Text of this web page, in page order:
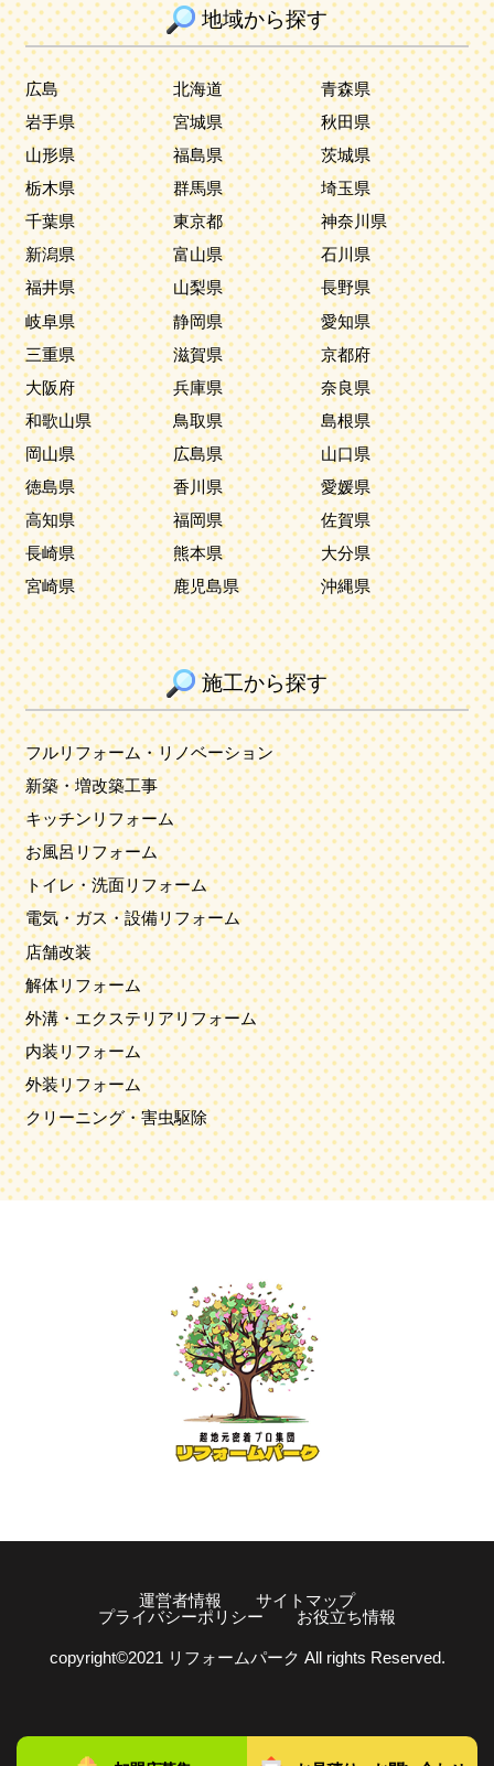
地域から探す
広島 北海道
青森県
岩手県
宮城県
秋田県
山形県
福島県
茨城県
栃木県
群馬県
埼玉県
千葉県
東京都
神奈川県
新潟県
富山県
石川県
福井県
山梨県
長野県
岐阜県
静岡県
愛知県
三重県
滋賀県
京都府
大阪府
兵庫県
奈良県
和歌山県
鳥取県
島根県
岡山県
広島県
山口県
徳島県
香川県
愛媛県
高知県
福岡県
佐賀県
長崎県
熊本県
大分県
宮崎県
鹿児島県 沖縄県
施工から探す
フルリフォーム・リノベーション
新築・増改築工事
キッチンリフォーム
お風呂リフォーム
トイレ・洗面リフォーム
電気・ガス・設備リフォーム
店舗改装
解体リフォーム
外溝・エクステリアリフォーム
内装リフォーム
外装リフォーム
クリーニング・害虫駆除
運営者情報
サイトマップ
プライバシーポリシー
お役立ち情報
copyright©️2021 リフォームパーク All rights Reserved.